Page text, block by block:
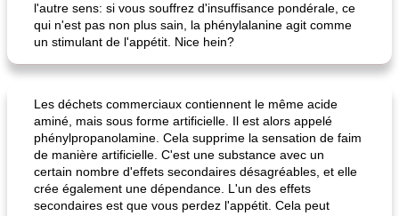
l'autre sens: si vous souffrez d'insuffisance pondérale, ce
qui n'est pas non plus sain, la phénylalanine agit comme
un stimulant de l'appétit. Nice hein?
Les déchets commerciaux contiennent le même acide
aminé, mais sous forme artificielle. Il est alors appelé
phénylpropanolamine. Cela supprime la sensation de faim
de manière artificielle. C'est une substance avec un
certain nombre d'effets secondaires désagréables, et elle
crée également une dépendance. L'un des effets
secondaires est que vous perdez l'appétit. Cela peut